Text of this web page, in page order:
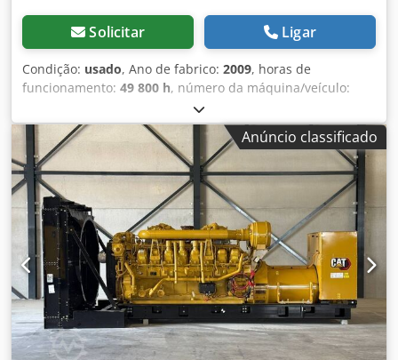
Solicitar Ligar
Condição: usado, Ano de fabrico: 2009, horas de
funcionamento: 49 800 h, número da máquina/veículo:
, tipo de combustível:
de motores:Caterpillar G3520C, Finalidade de utilização:
construção civil Peso em vazio: 17.500 kg Potência do
gerador: 2.150 kVA Dimensões da área de carga: 7 x 2 x 27
cm Contacte a equipa DPX para obter mais informações. =
Outras opções e acessórios = Codpfxjzpdn Io Ahujrf -
Painel de controlo
Anúncio classificado